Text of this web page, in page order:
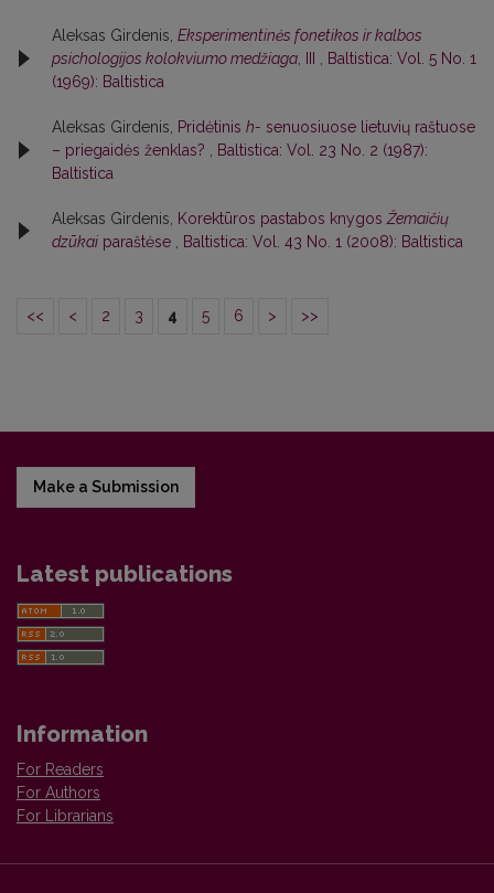
Aleksas Girdenis, Eksperimentinės fonetikos ir kalbos
psichologijos kolokviumo medžiaga
Baltistica: Vol. 5 No. 1
(1969): Baltistica
Aleksas Girdenis, Pridėtinis h- senuosiuose lietuvių raštuose
– priegaidės ženklas?
Baltistica: Vol. 23 No. 2 (1987):
Baltistica
Aleksas Girdenis, Korektūros pastabos knygos Žemaičių
dzūkai paraštėse Baltistica: Vol. 43 No. 1 (2008): Baltistica
<< < 2 3 4 5 6 > >>
Make a Submission
Latest publications
Information
For Readers
For Authors
For Librarians